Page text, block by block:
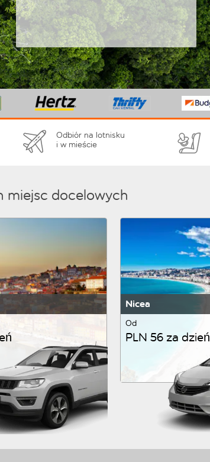
Odbiór na lotnisku
i w mieście
miejsc docelowych
Nicea
Od
PLN 56 za dzień